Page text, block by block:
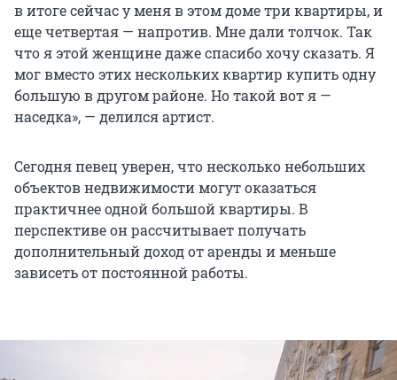
в итоге сейчас у меня в этом доме три квартиры, и
еще четвертая — напротив. Мне дали толчок. Так
что я этой женщине даже спасибо хочу сказать. Я
мог вместо этих нескольких квартир купить одну
большую в другом районе. Но такой вот я —
наседка», — делился артист.
Сегодня певец уверен, что несколько небольших
объектов недвижимости могут оказаться
практичнее одной большой квартиры. В
перспективе он рассчитывает получать
дополнительный доход от аренды и меньше
зависеть от постоянной работы.